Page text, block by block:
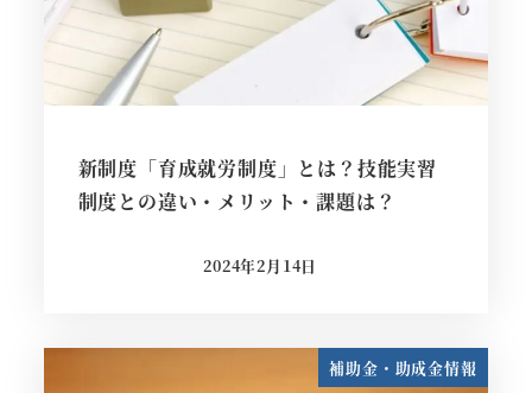
新制度「育成就労制度」とは？技能実習
制度との違い・メリット・課題は？
投稿日
2024年2月14日
補助金・助成金情報